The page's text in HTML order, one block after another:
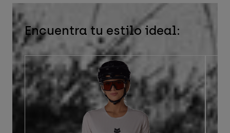
Encuentra tu estilo ideal: